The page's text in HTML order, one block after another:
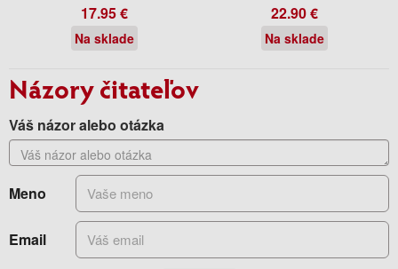
17.95 €
Na sklade
22.90 €
Na sklade
Názory čitateľov
Váš názor alebo otázka
Meno
Email